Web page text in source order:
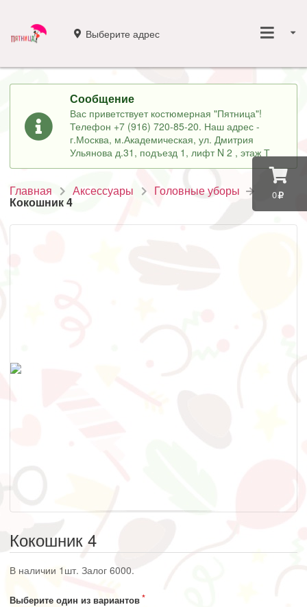
0
Выберите адрес
Сообщение
Вас приветствует костюмерная "Пятница"!
Телефон +7 (916) 720-85-20. Наш адрес -
г.Москва, м.Академическая, ул. Дмитрия
Ульянова д.31, подъезд 1, лифт N 2 , этаж Т
Главная Аксессуары Головные уборы
Кокошник 4
Кокошник 4
В наличии 1шт. Залог 6000.
Выберите один из вариантов